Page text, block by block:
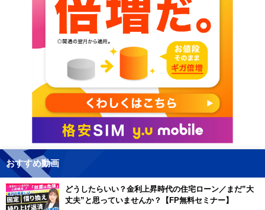
おすすめ動画
どうしたらいい？金利上昇時代の住宅ローン／まだ”大
丈夫”と思っていませんか？【FP無料セミナー】